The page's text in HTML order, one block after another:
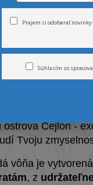
sa
únik na
a teplého
ostrova Cejlón -
Tvoju
vôňa je
, z
Prajem si odoberať
Súhlasím so